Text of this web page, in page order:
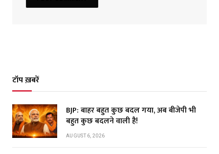
टॉप ख़बरें
BJP: बाहर बहुत कुछ बदल गया, अब बीजेपी भी
बहुत कुछ बदलने वाली है!
AUGUST 6, 2026